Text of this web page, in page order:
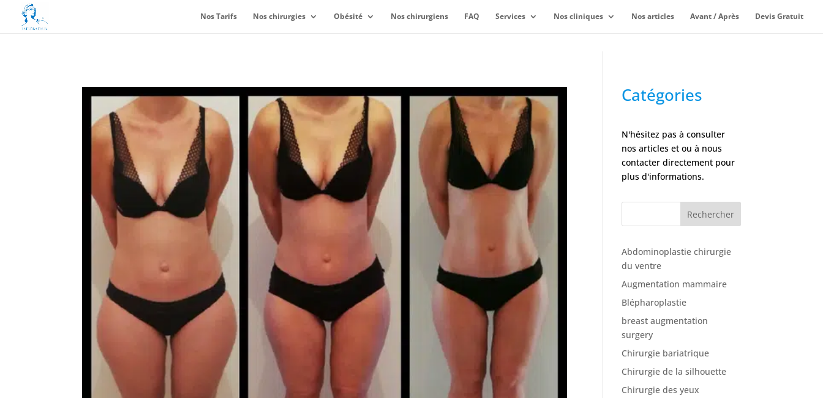
Nos Tarifs Nos chirurgies Obésité Nos chirurgiens FAQ Services Nos cliniques Nos articles Avant / Après Devis Gratuit
Catégories
N'hésitez pas à consulter
nos articles et ou à nous
contacter directement pour
plus d'informations.
Rechercher
Abdominoplastie chirurgie
du ventre
Augmentation mammaire
Blépharoplastie
breast augmentation
surgery
Chirurgie bariatrique
Chirurgie de la silhouette
Chirurgie des yeux